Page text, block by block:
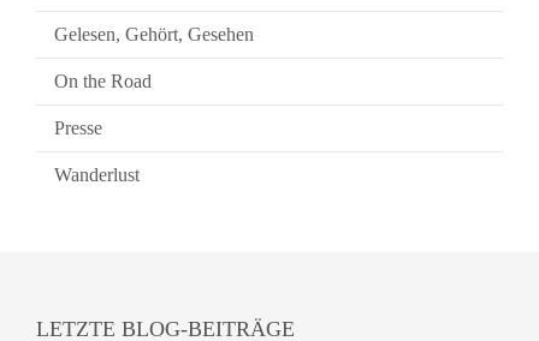
Gelesen, Gehört, Gesehen
On the Road
Presse
Wanderlust
LETZTE BLOG-BEITRÄGE